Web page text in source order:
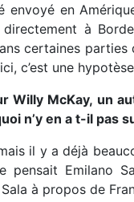
envoyé en
à
certaines parties
c’est une
Willy McKay, un
n’y en a t-il pas
il y a déjà
pensait Emilano
à propos de